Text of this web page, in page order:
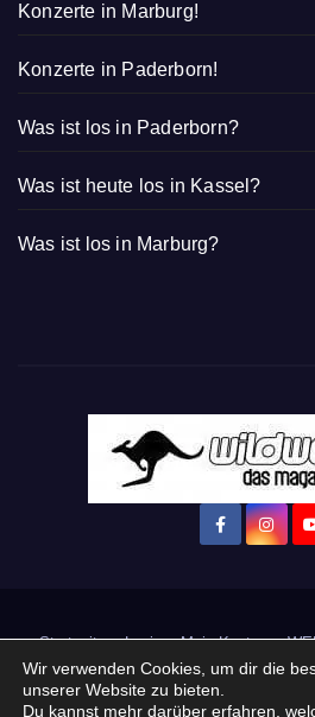
Konzerte in Marburg!
Konzerte in Paderborn!
Was ist los in Paderborn?
Was ist heute los in Kassel?
Was ist los in Marburg?
Startseite Login Mein Konto ·
+ Neue Veranstaltung
Wir verwenden Cookies, um dir die
unserer Website zu bieten.
Du kannst mehr darüber erfahren,